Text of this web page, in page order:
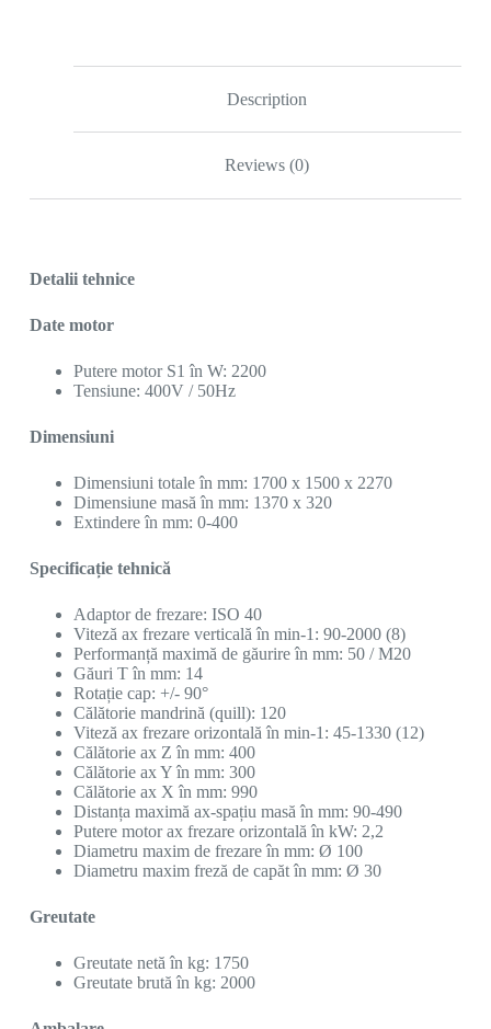
Description
Reviews (0)
Detalii tehnice
Date motor
Putere motor S1 în W: 2200
Tensiune: 400V / 50Hz
Dimensiuni
Dimensiuni totale în mm: 1700 x 1500 x 2270
Dimensiune masă în mm: 1370 x 320
Extindere în mm: 0-400
Specificație tehnică
Adaptor de frezare: ISO 40
Viteză ax frezare verticală în min-1: 90-2000 (8)
Performanță maximă de găurire în mm: 50 / M20
Găuri T în mm: 14
Rotație cap: +/- 90°
Călătorie mandrină (quill): 120
Viteză ax frezare orizontală în min-1: 45-1330 (12)
Călătorie ax Z în mm: 400
Călătorie ax Y în mm: 300
Călătorie ax X în mm: 990
Distanța maximă ax-spațiu masă în mm: 90-490
Putere motor ax frezare orizontală în kW: 2,2
Diametru maxim de frezare în mm: Ø 100
Diametru maxim freză de capăt în mm: Ø 30
Greutate
Greutate netă în kg: 1750
Greutate brută în kg: 2000